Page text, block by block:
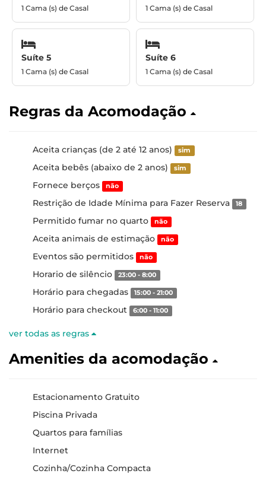
1 Cama (s) de Casal 1 Cama (s) de Casal
Suíte 5
1 Cama (s) de Casal
Suíte 6
1 Cama (s) de Casal
Regras da Acomodação
Aceita crianças (de 2 até 12 anos) sim
Aceita bebês (abaixo de 2 anos) sim
Fornece berços não
Restrição de Idade Mínima para Fazer Reserva 18
Permitido fumar no quarto não
Aceita animais de estimação não
Eventos são permitidos não
Horario de silêncio 23:00 - 8:00
Horário para chegadas 15:00 - 21:00
Horário para checkout 6:00 - 11:00
ver todas as regras
Amenities da acomodação
Estacionamento Gratuito
Piscina Privada
Quartos para famílias
Internet
Cozinha/Cozinha Compacta